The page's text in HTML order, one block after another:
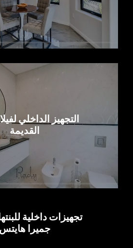
التجهيز الداخلي
القديمة
تجهيزات داخلية
جميرا هايتس